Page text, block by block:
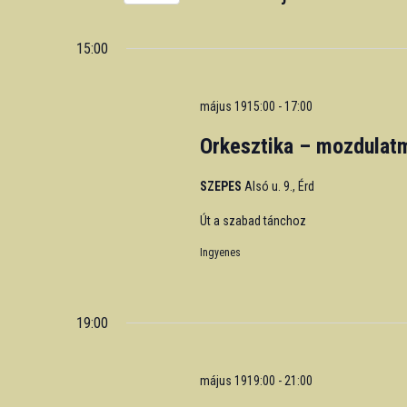
date.
15:00
május 1915:00 -17:00
Orkesztika –
SZEPES Alsó u. 9., Érd
Út a szabad tánchoz
Ingyenes
19:00
május 1919:00 - 21:00